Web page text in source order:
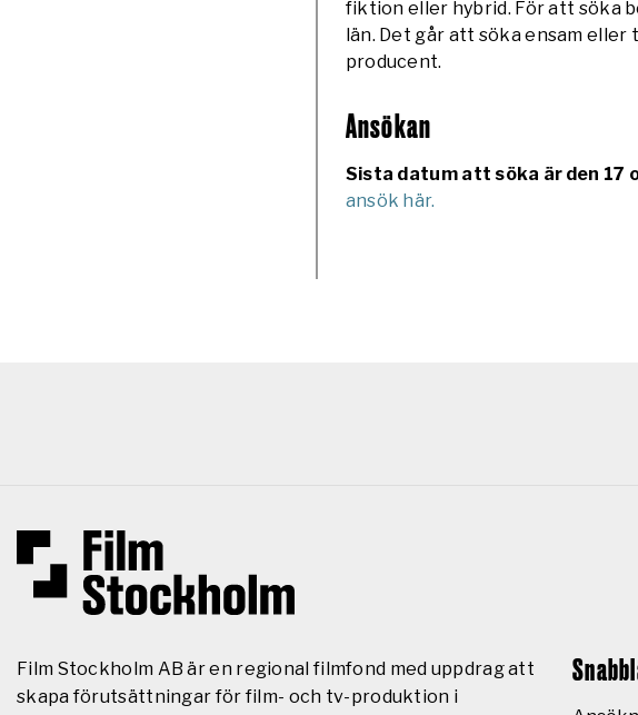
fiktion eller hybrid. För att söka
län. Det går att söka ensam
producent.
Ansökan
Sista datum att söka är den
ansök här.
Film Stockholm AB är en regional filmfond med uppdrag att
skapa förutsättningar för film- och tv-produktion i